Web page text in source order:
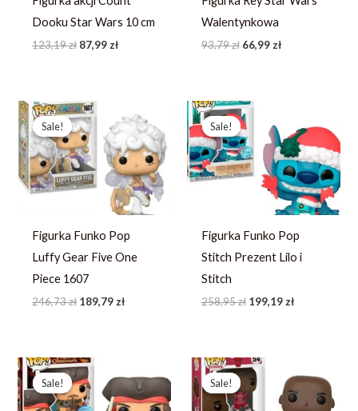
Dooku Star Wars 10 cm
123,19zł 87,99zł
Walentynkowa
93,79zł 66,99zł
Sale!
Sale!
Figurka Funko Pop
Luffy Gear Five One
Piece 1607
246,73zł
Pierwotna
cena
wynosiła:
246,73 zł.
189,79zł
cena
wynosi:
189,79 zł.
Sale!
Sale!
Figurka Funko Pop
Stitch Prezent Lilo i
Stitch
258,95zł
Pierwotna
wynosiła:
258,95 zł.
199,19zł
wynosi:
199,19 zł.
Sale!
Sale!
Pierwotna
cena
wynosiła:
272,99 zł.
cena
wynosi:
194,99 zł.
Sale!
Sale!
Pierwotna
cena
wynosiła:
243,61 zł.
cena
wynosi:
187,39 zł.